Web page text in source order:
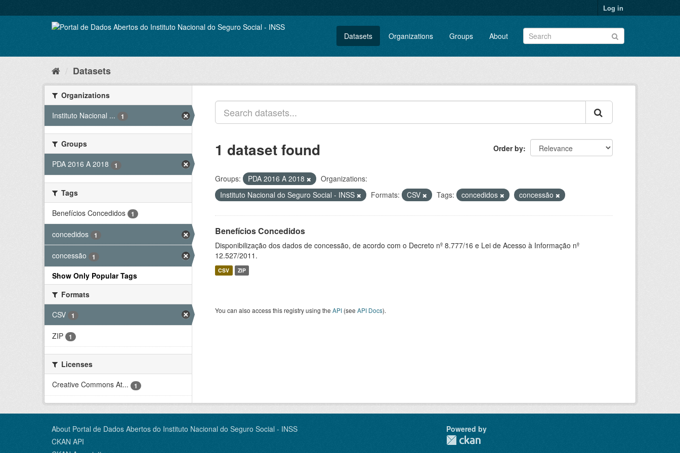
to
Log in
Datasets Organizations Groups About
Datasets
Organizations
Instituto Nacional ...
1
Groups
PDA 2016 A 2018
1
Tags
Benefícios Concedidos
1
concedidos 1
concessão 1
Show Only Popular Tags
Formats
CSV
1
ZIP 1
Licenses
Creative Commons At...
1
Order by
1 dataset found
Groups: PDA 2016 A 2018
Organizations:
Instituto Nacional do Seguro Social - INSS
Formats: CSV Tags: concedidos concessão
Benefícios Concedidos
Disponibilização dos dados de concessão, de acordo com o Decreto nº 8.777/16 e Lei de Acesso à Informação nº
12.527/2011.
CSV ZIP
You can also access this registry using the API (see API Docs).
About Portal de Dados Abertos do Instituto Nacional do Seguro Social - INSS
CKAN API
Powered by